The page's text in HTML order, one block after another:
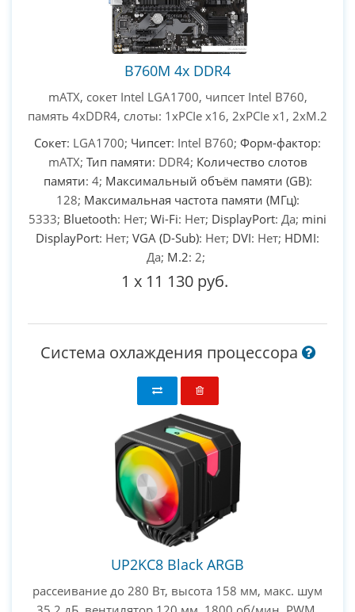
B760M 4х DDR4
mATX, сокет Intel LGA1700, чипсет Intel B760,
память 4xDDR4, слоты: 1xPCIe x16, 2xPCIe x1, 2xM.2
Сокет: LGA1700; Чипсет: Intel B760; Форм-фактор:
mATX; Тип памяти: DDR4; Количество слотов
памяти: 4; Максимальный объём памяти (GB):
128; Максимальная частота памяти (МГц):
5333; Bluetooth: Нет; Wi-Fi: Нет; DisplayPort: Да; mini
DisplayPort: Нет; VGA (D-Sub): Нет; DVI: Нет; HDMI:
Да; M.2: 2;
1 x 11 130 руб.
Система охлаждения процессора
UP2KC8 Black ARGB
рассеивание до 280 Вт, высота 158 мм, макс. шум